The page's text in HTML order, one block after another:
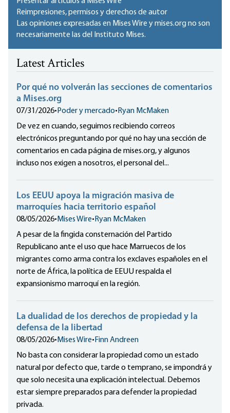
Reimpresiones, permisos y derechos de autor
Las opiniones expresadas en Mises Wire y mises.org no son
necesariamente las del Instituto Mises.
Latest Articles
Por qué no volverán las secciones de comentarios
a Mises.org
07/31/2026• Poder y mercado• Ryan McMaken
De vez en cuando, seguimos recibiendo correos
electrónicos preguntando por qué no hay una sección de
comentarios en cada página de mises.org, y algunos
incluso nos exigen a nosotros, el personal del...
Los EEUU apoya la migración masiva de
marroquíes hacia territorio español
08/05/2026• Mises Wire• Ryan McMaken
A pesar de la fingida consternación del Partido
Republicano ante el uso que hace Marruecos de los
migrantes como arma contra los exclaves españoles en el
norte de África, la política de EEUU respalda el
expansionismo marroquí en la región.
La dualidad de los derechos de propiedad y la
defensa de la libertad
08/05/2026• Mises Wire• Finn Andreen
No basta con considerar la propiedad como un estado
natural por defecto que, tarde o temprano, se impondrá y
que solo necesita una explicación intelectual. Debemos
estar siempre preparados para defender la propiedad
privada.